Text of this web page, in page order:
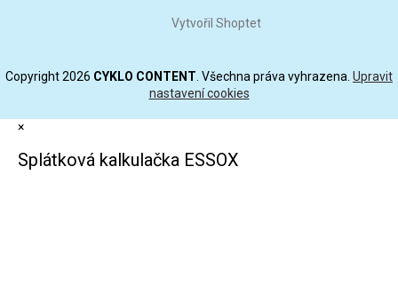
Vytvořil Shoptet
Copyright 2026 CYKLO CONTENT . Všechna práva vyhrazena. Upravit
nastavení cookies
×
Splátková kalkulačka ESSOX